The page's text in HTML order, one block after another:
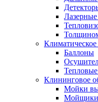
Баллоны
Клининговое
Мойки
Мойщики